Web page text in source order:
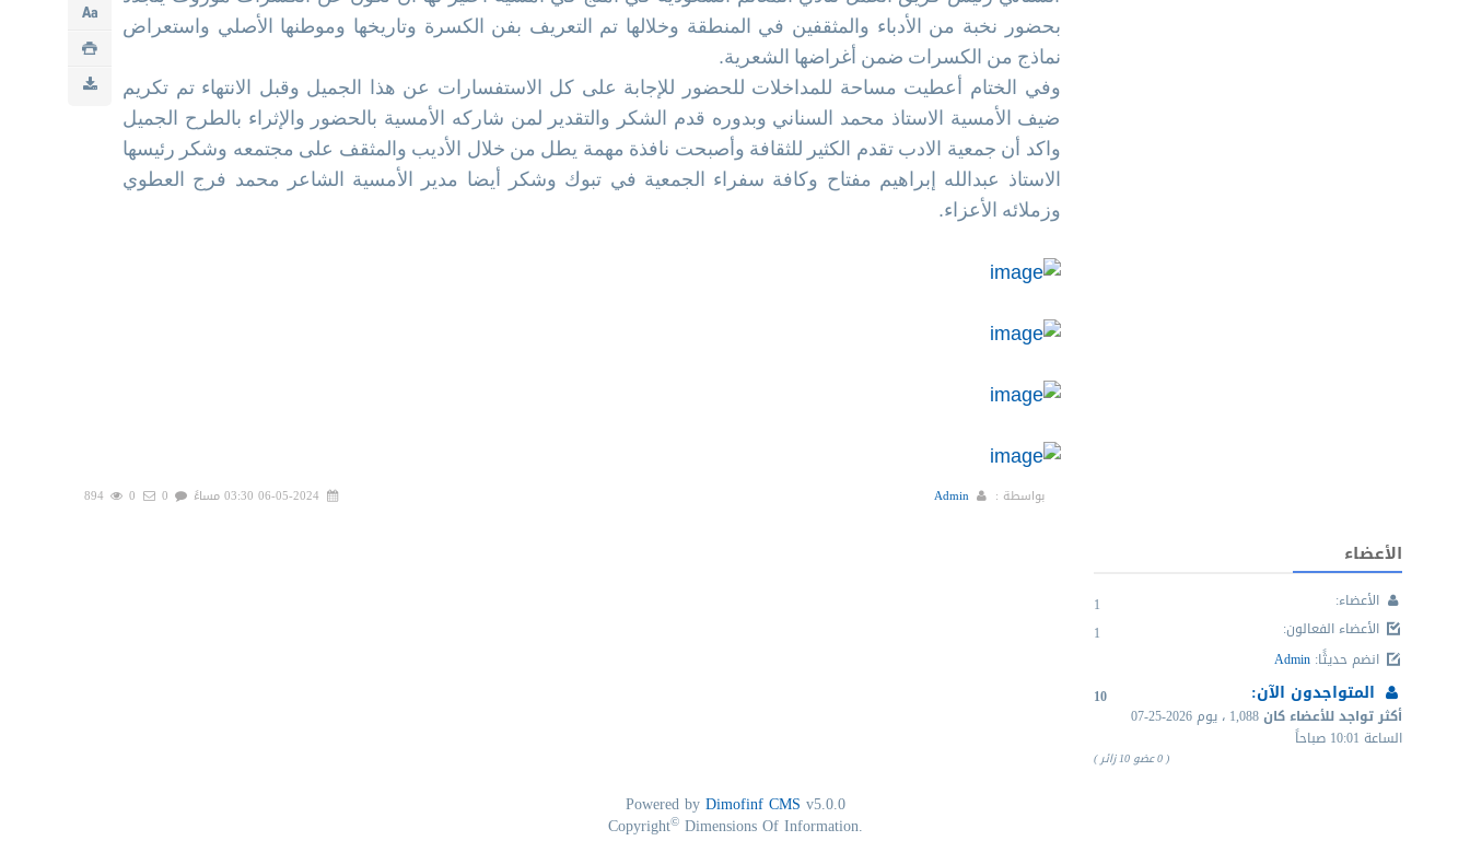
بحضور نخبة من الأدباء والمثقفين في المنطقة وخلالها تم التعريف بفن الكسرة وتاريخها وموطنها الأصلي واستعراض
نماذج من الكسرات ضمن أغراضها الشعرية.
وفي الختام أعطيت مساحة للمداخلات للحضور للإجابة على كل الاستفسارات عن هذا الجميل وقبل الانتهاء تم تكريم
ضيف الأمسية الاستاذ محمد السناني وبدوره قدم الشكر والتقدير لمن شاركه الأمسية بالحضور والإثراء بالطرح الجميل
واكد أن جمعية الادب تقدم الكثير للثقافة وأصبحت نافذة مهمة يطل من خلال الأديب والمثقف على مجتمعه وشكر رئيسها
الاستاذ عبدالله إبراهيم مفتاح وكافة سفراء الجمعية في تبوك وشكر أيضا مدير الأمسية الشاعر محمد فرج العطوي
وزملائه الأعزاء.
بواسطة : Admin
الأعضاء
الأعضاء:
1
الأعضاء الفعالون:
1
انضم حديثًا:
Admin
المتواجدون الآن:
10
أكثر تواجد للأعضاء كان
07-25-2026
الساعة 10:01 صباحاً
( 0 عضو 10 زائر )
Powered byDimofinf CMS v5.0.0
Copyright©Dimensions Of Information.